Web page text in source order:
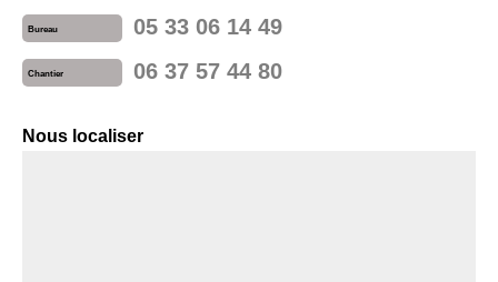
Bureau 05 33 06 14 49
Chantier 06 37 57 44 80
Nous localiser